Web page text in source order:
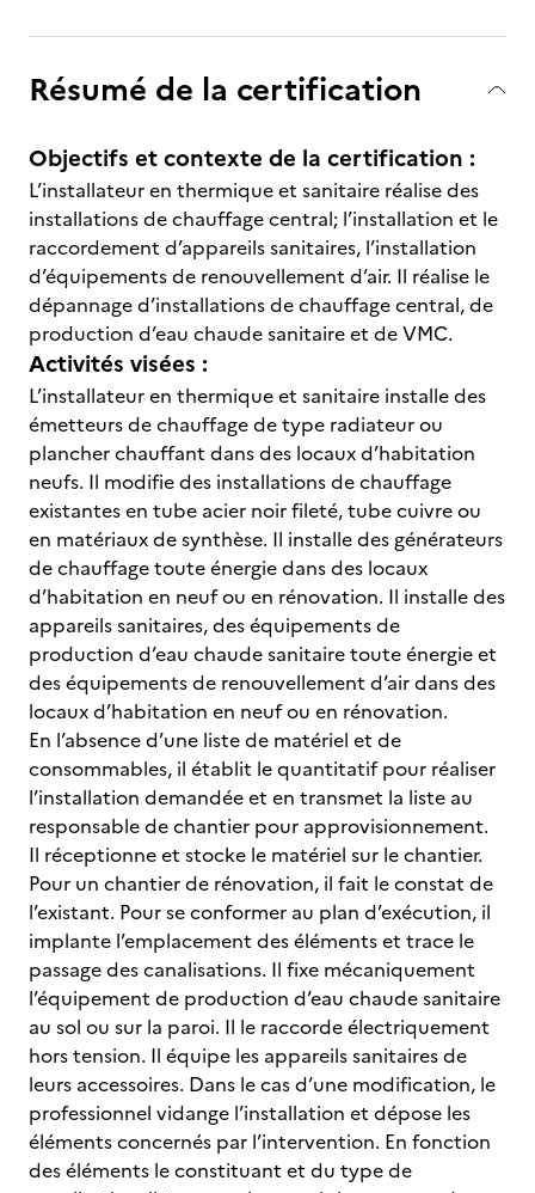
Résumé de la certification
Objectifs et contexte de la certification :
L’installateur en thermique et sanitaire réalise des
installations de chauffage central; l’installation et le
raccordement d’appareils sanitaires, l’installation
d’équipements de renouvellement d’air. Il réalise le
dépannage d’installations de chauffage central, de
production d’eau chaude sanitaire et de VMC.
Activités visées :
L’installateur en thermique et sanitaire installe des
émetteurs de chauffage de type radiateur ou
plancher chauffant dans des locaux d’habitation
neufs. Il modifie des installations de chauffage
existantes en tube acier noir fileté, tube cuivre ou
en matériaux de synthèse. Il installe des générateurs
de chauffage toute énergie dans des locaux
d’habitation en neuf ou en rénovation. Il installe des
appareils sanitaires, des équipements de
production d’eau chaude sanitaire toute énergie et
des équipements de renouvellement d’air dans des
locaux d’habitation en neuf ou en rénovation.
En l’absence d’une liste de matériel et de
consommables, il établit le quantitatif pour réaliser
l’installation demandée et en transmet la liste au
responsable de chantier pour approvisionnement.
Il réceptionne et stocke le matériel sur le chantier.
Pour un chantier de rénovation, il fait le constat de
l’existant. Pour se conformer au plan d’exécution, il
implante l’emplacement des éléments et trace le
passage des canalisations. Il fixe mécaniquement
l’équipement de production d’eau chaude sanitaire
au sol ou sur la paroi. Il le raccorde électriquement
hors tension. Il équipe les appareils sanitaires de
leurs accessoires. Dans le cas d’une modification, le
professionnel vidange l’installation et dépose les
éléments concernés par l’intervention. En fonction
des éléments le constituant et du type de